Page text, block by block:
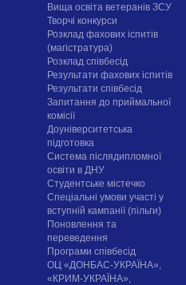
Вища освіта ветеранів ЗСУ
Творчі конкурси
Розклад фахових іспитів
(магістратура)
Розклад співбесід
Результати фахових іспитів
Результати співбесід
Запитання до приймальної
комісії
Доуніверситетська
підготовка
Система післядипломної
освіти в ДНУ
Cтудентське містечко
Спеціальні умови участі у
вступній кампанії (пільги)
Поновлення та
переведення
Програми співбесід
ОЦ «ДОНБАС-УКРАЇНА»,
«КРИМ-УКРАЇНА»,